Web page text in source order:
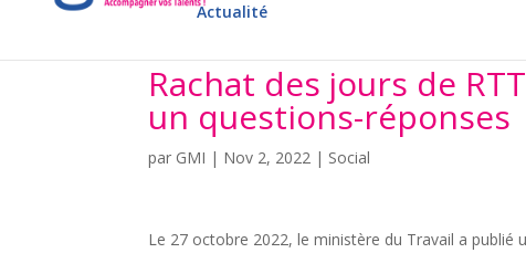
Actualité
Rachat des jours de
un questions-réponses
par GMI | Nov 2, 2022 | Social
Le 27 octobre 2022, le ministère du Travail a